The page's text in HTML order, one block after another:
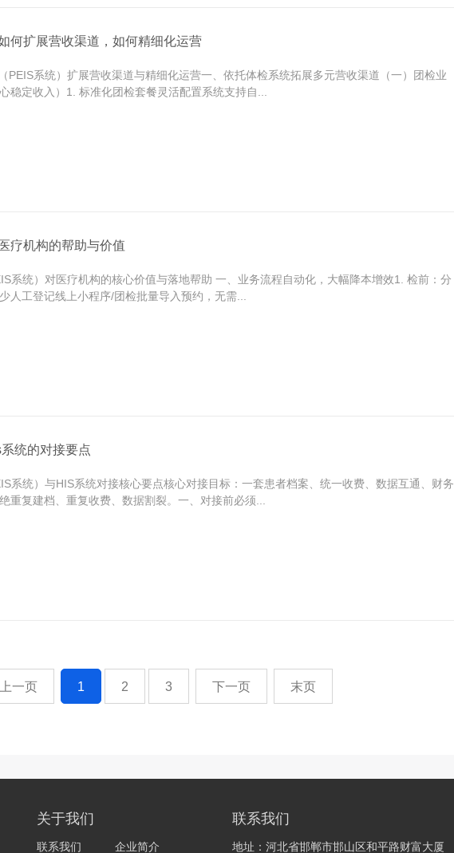
何扩展营收渠道，如何精细化运营
PEIS系统）扩展营收渠道与精细化运营一、依托体检系统拓展多元营收渠道（一）团检业
稳定收入）1. 标准化团检套餐灵活配置系统支持自...
疗机构的帮助与价值
系统）对医疗机构的核心价值与落地帮助 一、业务流程自动化，大幅降本增效1. 检前：分
人工登记线上小程序/团检批量导入预约，无需...
统的对接要点
系统）与HIS系统对接核心要点核心对接目标：一套患者档案、统一收费、数据互通、财务
重复建档、重复收费、数据割裂。一、对接前必须...
上一页 1 2 3 下一页 末页
关于我们
联系我们 企业简介
联系我们
地址：河北省邯郸市邯山区和平路财富大厦